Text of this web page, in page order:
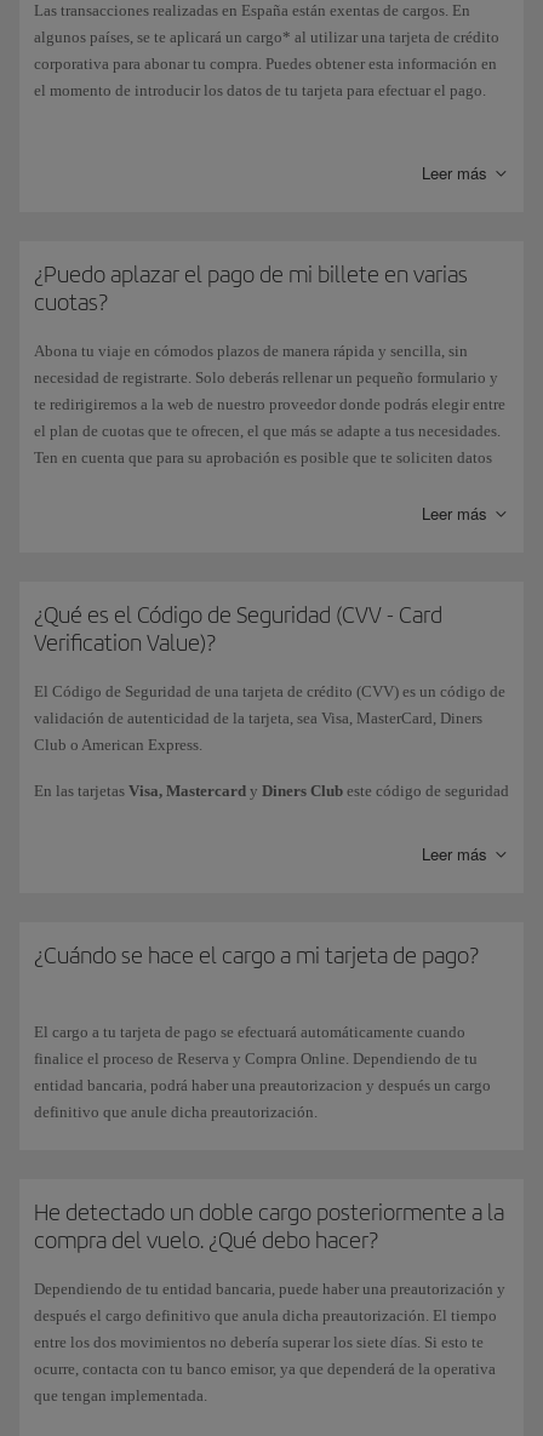
Las transacciones realizadas en España están exentas de cargos. En
algunos países, se te aplicará un cargo* al utilizar una tarjeta de crédito
corporativa para abonar tu compra. Puedes obtener esta información en
el momento de introducir los datos de tu tarjeta para efectuar el pago.
así como para el resto de pagos de servicios opcionales (cambios en los
Leer más
¿Puedo aplazar el pago de mi billete en varias
cuotas?
Abona tu viaje en cómodos plazos de manera rápida y sencilla, sin
necesidad de registrarte. Solo deberás rellenar un pequeño formulario y
te redirigiremos a la web de nuestro proveedor donde podrás elegir entre
el plan de cuotas que te ofrecen, el que más se adapte a tus necesidades.
Ten en cuenta que para su aprobación es posible que te soliciten datos
podemos ofrecerte esta opción en España. En ciertos países, también
puedes realizar el pago aplazado con algunas tarjetas bancarias,
Leer más
¿Qué es el Código de Seguridad (CVV - Card
Verification Value)?
El Código de Seguridad de una tarjeta de crédito (CVV) es un código de
validación de autenticidad de la tarjeta, sea Visa, MasterCard, Diners
Club o American Express.
En las tarjetas Visa, Mastercard y Diners Club este código de seguridad
, el código es de 4 dígitos
Leer más
¿Cuándo se hace el cargo a mi tarjeta de pago?
El cargo a tu tarjeta de pago se efectuará automáticamente cuando
finalice el proceso de Reserva y Compra Online. Dependiendo de tu
entidad bancaria, podrá haber una preautorizacion y después un cargo
definitivo que anule dicha preautorización.
He detectado un doble cargo posteriormente a la
compra del vuelo. ¿Qué debo hacer?
Dependiendo de tu entidad bancaria, puede haber una preautorización y
después el cargo definitivo que anula dicha preautorización. El tiempo
entre los dos movimientos no debería superar los siete días. Si esto te
ocurre, contacta con tu banco emisor, ya que dependerá de la operativa
que tengan implementada.